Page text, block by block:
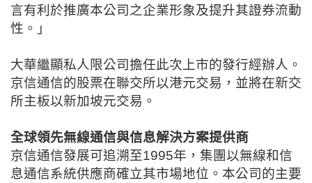
言有利於推廣本公司之企業形象及提升其證券流動
性。」
大華繼顯私人限公司擔任此次上市的發行經辦人。
京信通信的股票在聯交所以港元交易，並將在新交
所主板以新加坡元交易。
全球領先無線通信與信息解決方案提供商
京信通信發展可追溯至1995年，集團以無線和信
息通信系統供應商確立其市場地位。本公司的主要